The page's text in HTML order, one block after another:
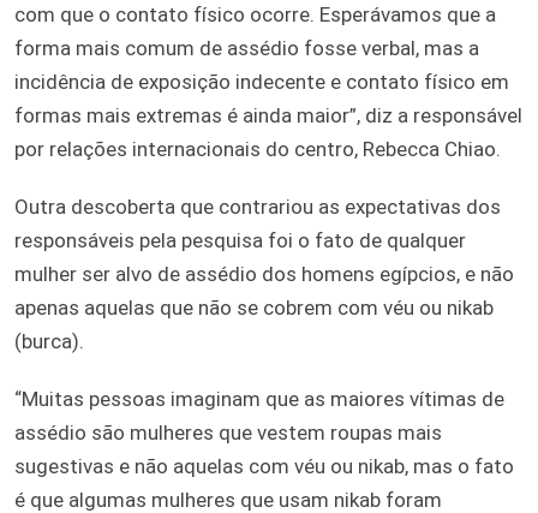
com que o contato físico ocorre. Esperávamos que a
forma mais comum de assédio fosse verbal, mas a
incidência de exposição indecente e contato físico em
formas mais extremas é ainda maior”, diz a responsável
por relações internacionais do centro, Rebecca Chiao.
Outra descoberta que contrariou as expectativas dos
responsáveis pela pesquisa foi o fato de qualquer
mulher ser alvo de assédio dos homens egípcios, e não
apenas aquelas que não se cobrem com véu ou nikab
(burca).
“Muitas pessoas imaginam que as maiores vítimas de
assédio são mulheres que vestem roupas mais
sugestivas e não aquelas com véu ou nikab, mas o fato
é que algumas mulheres que usam nikab foram